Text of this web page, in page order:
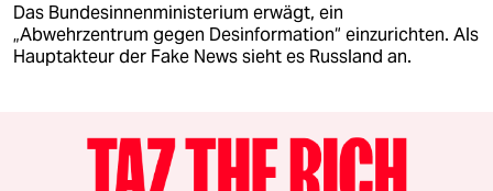
Das Bundesinnenministerium erwägt, ein
„Abwehrzentrum gegen Desinformation“ einzurichten. Als
Hauptakteur der Fake News sieht es Russland an.